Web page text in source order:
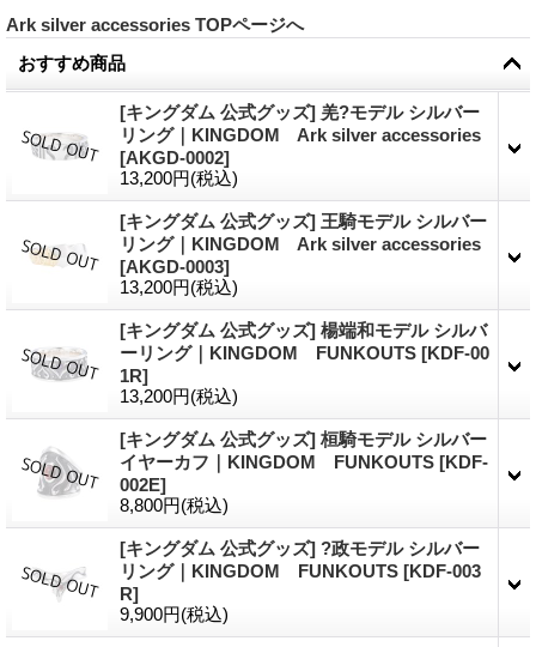
Ark silver accessories TOPページへ
おすすめ商品
[キングダム 公式グッズ] 羌?モデル シルバー
リング｜KINGDOM Ark silver accessories
[AKGD-0002]
13,200円(税込)
[キングダム 公式グッズ] 王騎モデル シルバー
リング｜KINGDOM Ark silver accessories
[AKGD-0003]
13,200円(税込)
[キングダム 公式グッズ] 楊端和モデル シルバ
ーリング｜KINGDOM FUNKOUTS [KDF-00
1R]
13,200円(税込)
[キングダム 公式グッズ] 桓騎モデル シルバー
イヤーカフ｜KINGDOM FUNKOUTS [KDF-
002E]
8,800円(税込)
[キングダム 公式グッズ] ?政モデル シルバー
リング｜KINGDOM FUNKOUTS [KDF-003
R]
9,900円(税込)